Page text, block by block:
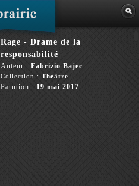
Rage - Drame de la
responsabilité
Auteur : Fabrizio Bajec
Collection : Théâtre
Parution : 19 mai 2017